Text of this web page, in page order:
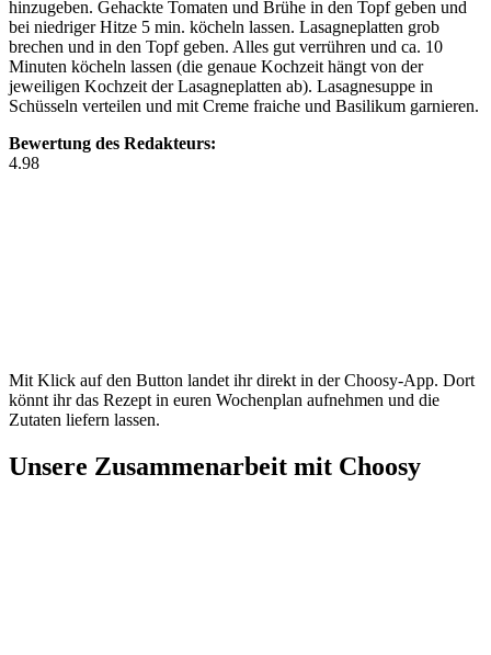
hinzugeben. Gehackte Tomaten und Brühe in den Topf geben und
bei niedriger Hitze 5 min. köcheln lassen. Lasagneplatten grob
brechen und in den Topf geben. Alles gut verrühren und ca. 10
Minuten köcheln lassen (die genaue Kochzeit hängt von der
jeweiligen Kochzeit der Lasagneplatten ab). Lasagnesuppe in
Schüsseln verteilen und mit Creme fraiche und Basilikum garnieren.
Bewertung des Redakteurs:
4.98
Mit Klick auf den Button landet ihr direkt in der Choosy-App. Dort
könnt ihr das Rezept in euren Wochenplan aufnehmen und die
Zutaten liefern lassen.
Unsere Zusammenarbeit mit Choosy